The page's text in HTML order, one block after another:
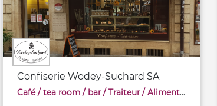
Confiserie Wodey-Suchard SA
Café / tea room / bar/ Traiteur/ Alimentation / boisson